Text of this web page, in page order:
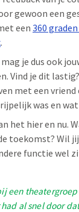
gewoon een
een 360
.
je dus ook
Vind je dit lastig?
met een
was en
het hier en nu.
toekomst? Wil
functie wel
een
al snel door